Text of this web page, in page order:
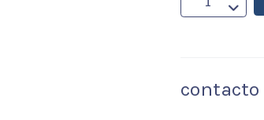
contacto